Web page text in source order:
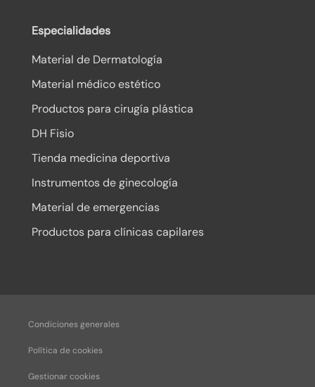
Especialidades
Material de Dermatología
Material médico estético
Productos para cirugía plástica
DH Fisio
Tienda medicina deportiva
Instrumentos de ginecología
Material de emergencias
Productos para clínicas capilares
Condiciones generales
Política de cookies
Gestionar cookies